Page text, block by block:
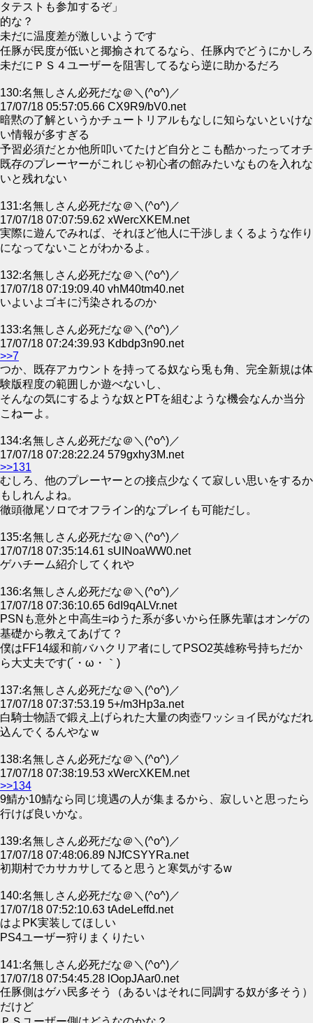
タテストも参加するぞ」
的な？
未だに温度差が激しいようです
任豚が民度が低いと揶揄されてるなら、任豚内でどうにかしろ
未だにＰＳ４ユーザーを阻害してるなら逆に助かるだろ
130:名無しさん必死だな＠＼(^o^)／
17/07/18 05:57:05.66 CX9R9/bV0.net
暗黙の了解というかチュートリアルもなしに知らないといけな
い情報が多すぎる
予習必須だとか他所叩いてたけど自分とこも酷かったってオチ
既存のプレーヤーがこれじゃ初心者の館みたいなものを入れな
いと残れない
131:名無しさん必死だな＠＼(^o^)／
17/07/18 07:07:59.62 xWercXKEM.net
実際に遊んでみれば、それほど他人に干渉しまくるような作り
になってないことがわかるよ。
132:名無しさん必死だな＠＼(^o^)／
17/07/18 07:19:09.40 vhM40tm40.net
いよいよゴキに汚染されるのか
133:名無しさん必死だな＠＼(^o^)／
17/07/18 07:24:39.93 Kdbdp3n90.net
>>7
つか、既存アカウントを持ってる奴なら兎も角、完全新規は体
験版程度の範囲しか遊べないし、
そんなの気にするような奴とPTを組むような機会なんか当分
こねーよ。
134:名無しさん必死だな＠＼(^o^)／
17/07/18 07:28:22.24 579gxhy3M.net
>>131
むしろ、他のプレーヤーとの接点少なくて寂しい思いをするか
もしれんよね。
徹頭徹尾ソロでオフライン的なプレイも可能だし。
135:名無しさん必死だな＠＼(^o^)／
17/07/18 07:35:14.61 sUINoaWW0.net
ゲハチーム紹介してくれや
136:名無しさん必死だな＠＼(^o^)／
17/07/18 07:36:10.65 6dI9qALVr.net
PSNも意外と中高生=ゆうた系が多いから任豚先輩はオンゲの
基礎から教えてあげて？
僕はFF14緩和前バハクリア者にしてPSO2英雄称号持ちだか
ら大丈夫です(´・ω・｀)
137:名無しさん必死だな＠＼(^o^)／
17/07/18 07:37:53.19 5+/m3Hp3a.net
白騎士物語で鍛え上げられた大量の肉壺ワッショイ民がなだれ
込んでくるんやなｗ
138:名無しさん必死だな＠＼(^o^)／
17/07/18 07:38:19.53 xWercXKEM.net
>>134
9鯖か10鯖なら同じ境遇の人が集まるから、寂しいと思ったら
行けば良いかな。
139:名無しさん必死だな＠＼(^o^)／
17/07/18 07:48:06.89 NJfCSYYRa.net
初期村でカサカサしてると思うと寒気がするw
140:名無しさん必死だな＠＼(^o^)／
17/07/18 07:52:10.63 tAdeLeffd.net
はよPK実装してほしい
PS4ユーザー狩りまくりたい
141:名無しさん必死だな＠＼(^o^)／
17/07/18 07:54:45.28 lOopJAar0.net
任豚側はゲハ民多そう（あるいはそれに同調する奴が多そう）
だけど